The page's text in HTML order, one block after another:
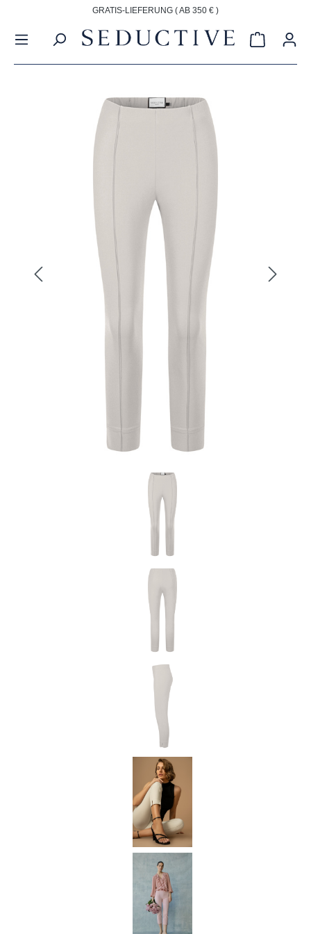
GRATIS-LIEFERUNG ( AB 350 € )